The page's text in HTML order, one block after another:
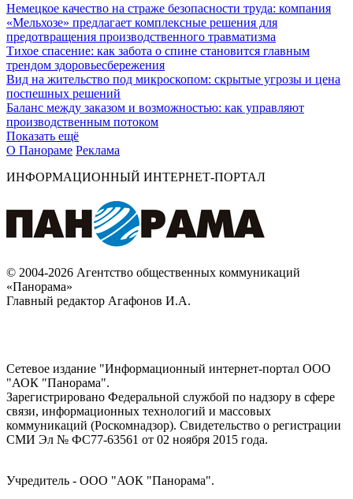
Немецкое качество на страже безопасности труда: компания
«Мельхозе» предлагает комплексные решения для
предотвращения производственного травматизма
Тихое спасение: как забота о спине становится главным
трендом здоровьесбережения
Вид на жительство под микроскопом: скрытые угрозы и цена
поспешных решений
Баланс между заказом и возможностью: как управляют
производственным потоком
Показать ещё
О Панораме Реклама
ИНФОРМАЦИОННЫЙ ИНТЕРНЕТ-ПОРТАЛ
© 2004-2026 Агентство общественных коммуникаций
«Панорама»
Главный редактор Агафонов И.А.
Сетевое издание "Информационный интернет-портал ООО
"АОК "Панорама".
Зарегистрировано Федеральной службой по надзору в сфере
связи, информационных технологий и массовых
коммуникаций (Роскомнадзор). Cвидетельство о регистрации
СМИ Эл № ФС77-63561 от 02 ноября 2015 года.
Учредитель - ООО "АОК "Панорама".